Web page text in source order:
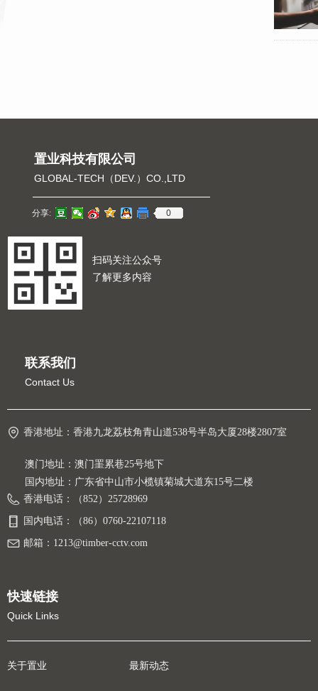
香港地址： 香港九龙荔枝角青山道538号半岛大厦28楼2807室
联系我们
Contact Us
澳门地址：澳门罣累巷25号地下
国内地址：广东省中山市小榄镇菊城大道东15号二楼
香港电话：
（852）25728969
国内电话： （86）0760-22107118
邮箱： 1213@timber-cctv.com
快速链接
Quick Links
关于置业 最新动态
扫码关注公众号
了解更多内容
分享: 0
置业科技有限公司
GLOBAL-TECH（DEV.）CO.,LTD